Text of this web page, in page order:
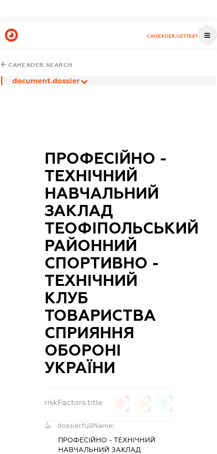
CAHEADER.GETTEST
CAHEADER.SEARCH
document.dossier
ПРОФЕСІЙНО -
ТЕХНІЧНИЙ
НАВЧАЛЬНИЙ
ЗАКЛАД
ТЕОФІПОЛЬСЬКИЙ
РАЙОННИЙ
СПОРТИВНО -
ТЕХНІЧНИЙ
КЛУБ
ТОВАРИСТВА
СПРИЯННЯ
ОБОРОНІ
УКРАЇНИ
riskFactors.title
dossier.fullName:
ПРОФЕСІЙНО - ТЕХНІЧНИЙ
НАВЧАЛЬНИЙ ЗАКЛАД